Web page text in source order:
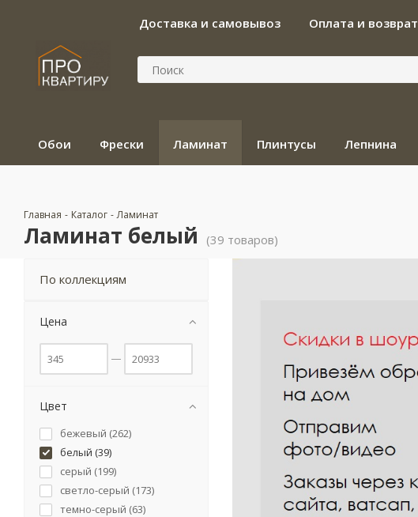
Доставка и самовывоз Оплата и возврат
Обои Фрески Ламинат Плинтусы Лепнина
Главная - Каталог - Ламинат
Ламинат белый (39 товаров)
По коллекциям
Цена
Цвет
бежевый (262)
белый (39)
серый (199)
светло-серый (173)
темно-серый (63)